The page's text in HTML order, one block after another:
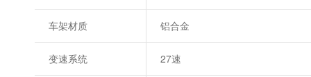
车架材质 铝合金
变速系统 27速